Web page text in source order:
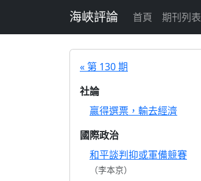
海峽評論 首頁 期刊列表
« 第 130 期
社論
贏得選票，輸去經濟
國際政治
和平談判抑或軍備競賽
（李本京）